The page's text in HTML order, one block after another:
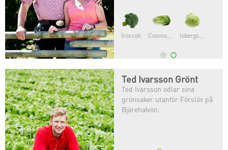
Vitkål Beneforte®
Ted Ivarsson Grönt
Ted Ivarsson odlar sina
grönsaker utanför Förslöv på
Bjärehalvön.